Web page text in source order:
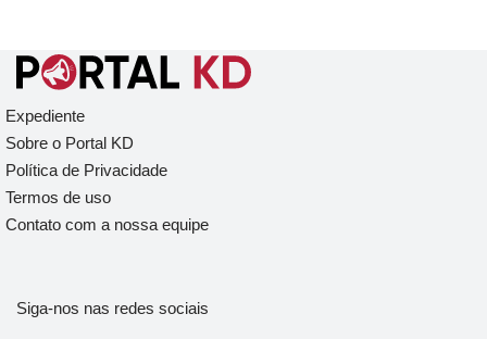
Expediente
Sobre o Portal KD
Política de Privacidade
Termos de uso
Contato com a nossa equipe
Siga-nos nas redes sociais